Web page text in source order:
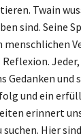
Twain
sind. Seine
menschlichen
Gedanken
und ein
erinnert
suchen. Hier